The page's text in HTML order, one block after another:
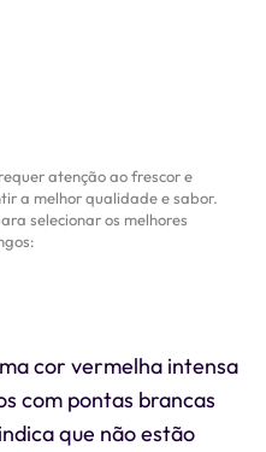
atenção ao frescor e
a melhor qualidade e sabor.
selecionar os melhores
cor vermelha intensa
com pontas brancas
que não estão